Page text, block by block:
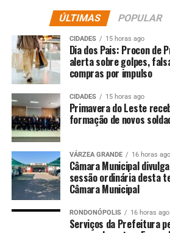
aproximação que, conforme
participantes, pela primeira vez
Prefeitura e não das lideranças que
Centro Histórico de Cuiabá. “A
as entidades para apresentar
sugestões e alinhar expectativas em
trabalho conjunto e permanente”,
“Lutamos por uma única causa, o
preservar essa memória. Tem que
esse objetivo com propostas e
o local, e os demais envolvidos
Prefeitura liderando o trabalho, os
ponderou Carlos Alberto Garcia,
Na ocasião, foi apresentada a
ÚLTIMAS POPULAR
CIDADES 15 horas ago
Dia dos Pais: Procon de
alerta sobre golpes,
compras por impulso
CIDADES 15 horas ago
Primavera do Leste
formação de novos
VÁRZEA GRANDE 16 horas ago
Câmara Municipal
sessão ordinária desta
Câmara Municipal
RONDONÓPOLIS 16 horas ago
Serviços da Prefeitura